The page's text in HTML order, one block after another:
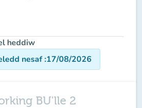
heddiw
nesaf:17/08/2026
BU'lle 2